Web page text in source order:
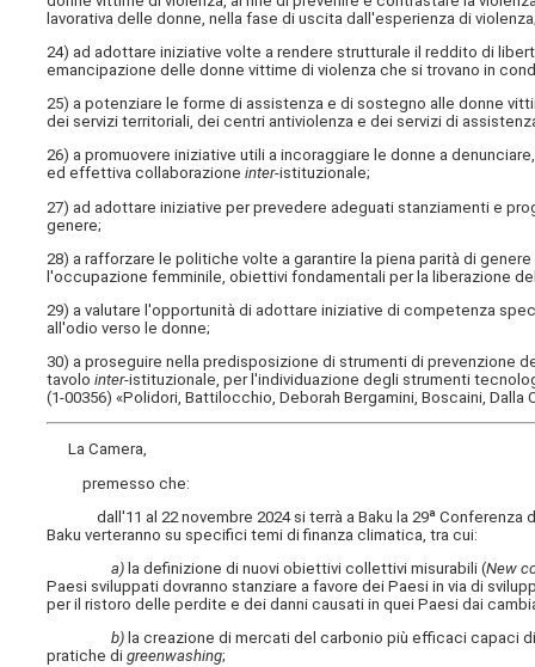
lavorativa delle donne, nella fase di uscita dall'esperienza di
24) ad adottare iniziative volte a rendere strutturale il reddito di
emancipazione delle donne vittime di violenza che si trovano in
25) a potenziare le forme di assistenza e di sostegno alle donne
dei servizi territoriali, dei centri antiviolenza e dei servizi di
26) a promuovere iniziative utili a incoraggiare le donne a
ed effettiva collaborazioneinter-istituzionale;
27) ad adottare iniziative per prevedere adeguati stanziamenti e
genere;
28) a rafforzare le politiche volte a garantire la piena parità di
l'occupazione femminile, obiettivi fondamentali per la liberazione
29) a valutare l'opportunità di adottare iniziative di competenza
all'odio verso le donne;
30) a proseguire nella predisposizione di strumenti di prevenzione
tavolointer-istituzionale, per l'individuazione degli strumenti
(1-00356) «Polidori, Battilocchio, Deborah Bergamini, Boscaini,
La Camera,
premesso che:
dall'11 al 22 novembre 2024 si terrà a Baku la 29ª Conferenza
Baku verteranno su specifici temi di finanza climatica, tra cui:
a) la definizione di nuovi obiettivi collettivi misurabili (New
Paesi sviluppati dovranno stanziare a favore dei Paesi in via di
per il ristoro delle perdite e dei danni causati in quei Paesi dai
b) la creazione di mercati del carbonio più efficaci capaci
pratiche digreenwashing;